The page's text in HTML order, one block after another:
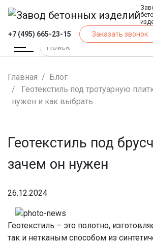
+7 (495) 665-23-15 Заказать звонок
Главная
Блог
Геотекстиль под тротуарную
нужен и как выбрать
Геотекстиль под
зачем он нужен
26.12.2024
Геотекстиль – это полотно,
так и нетканым способом из